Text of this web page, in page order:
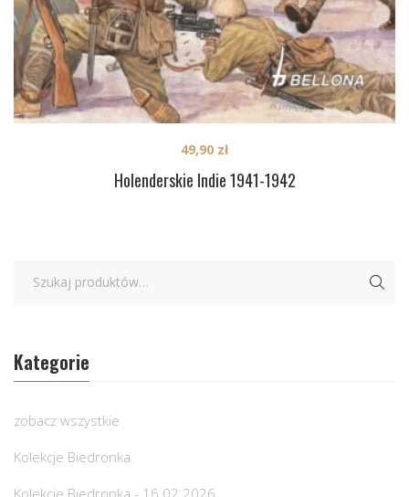
Holenderskie Indie 1941-1942
49,90 zł
Kategorie
zobacz wszystkie
Kolekcje Biedronka
Kolekcje Biedronka - 16.02.2026